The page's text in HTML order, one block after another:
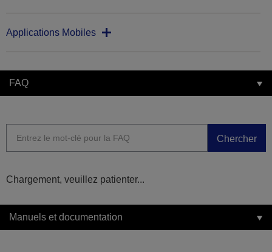
Applications Mobiles
FAQ
Chercher
Chargement, veuillez patienter...
Manuels et documentation